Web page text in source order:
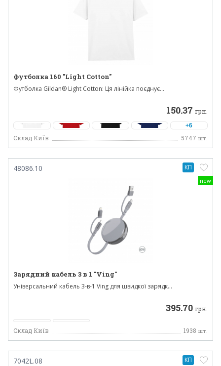
Футболка 160 "Light Cotton"
Футболка Gildan® Light Cotton: Ця лінійка поєднує...
150.37 грн.
+6
Склад Київ 5747 шт.
new
48086.10
Зарядний кабель 3 в 1 "Ving"
Універсальний кабель 3-в-1 Ving для швидкої зарядк...
395.70 грн.
Склад Київ 1938 шт.
КП
7042L.08 КП